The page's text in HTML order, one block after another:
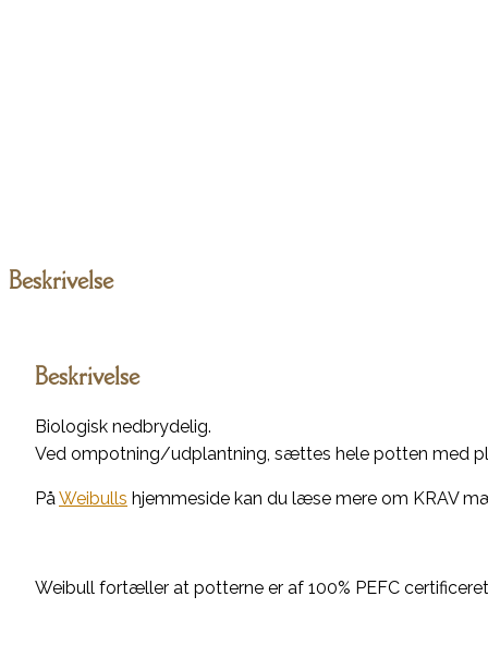
Beskrivelse
Beskrivelse
Biologisk nedbrydelig.
Ved ompotning/udplantning, sættes hele potten med
PåWeibulls hjemmeside kan du læse mere om KRAV
Weibull fortæller at potterne er af 100% PEFC